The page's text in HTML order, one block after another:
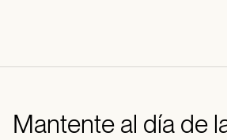
Mantente al día de